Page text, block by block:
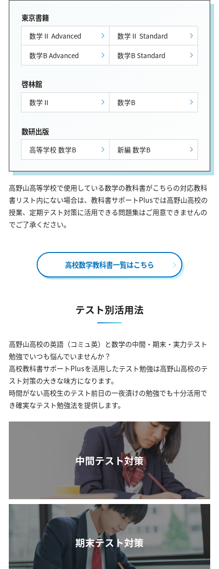
東京書籍
数学Ⅱ Advanced
数学Ⅱ Standard
数学B Advanced
数学B Standard
啓林館
数学Ⅱ 数学B
数研出版
高等学校 数学B 新編 数学B
高野山高等学校で使用している数学の教科書がこちらの対応教科
書リスト内にない場合は、教科書サポートPlusでは高野山高校の
授業、定期テスト対策に活用できる問題集はご用意できませんの
でご了承ください。
高校数学教科書一覧はこちら
テスト別活用法
高野山高校の英語（コミュ英）と数学の中間・期末・実力テスト
勉強でいつも悩んでいませんか？
高校教科書サポートPlusを活用したテスト勉強は高野山高校のテ
スト対策の大きな味方になります。
時間がない高校生のテスト前日の一夜漬けの勉強でも十分活用で
き確実なテスト勉強法を提供します。
中間テスト対策
期末テスト対策